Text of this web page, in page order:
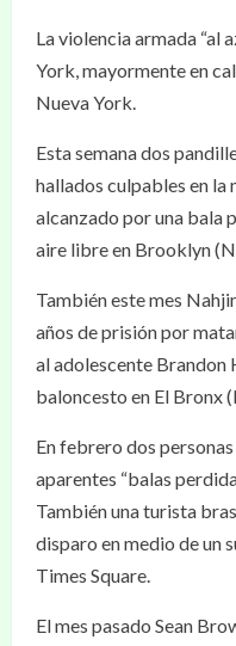
La violencia armada “al
York, mayormente en
Nueva York.
Esta semana dos
hallados culpables en la
alcanzado por una bala
aire libre en Brooklyn
También este mes
años de prisión por
al adolescente Brandon
baloncesto en El Bronx
En febrero dos
aparentes “balas
También una turista
disparo en medio de un
Times Square.
El mes pasado Sean